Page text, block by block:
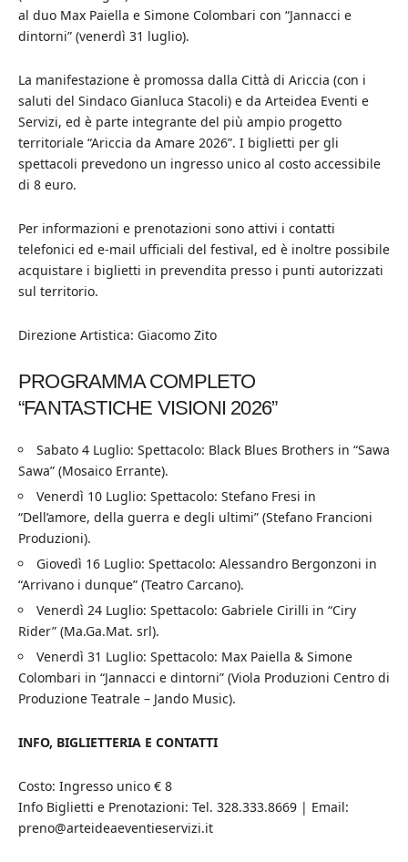
al duo Max Paiella e Simone Colombari con “Jannacci e
dintorni” (venerdì 31 luglio).
La manifestazione è promossa dalla Città di Ariccia (con i
saluti del Sindaco Gianluca Stacoli) e da Arteidea Eventi e
Servizi, ed è parte integrante del più ampio progetto
territoriale “Ariccia da Amare 2026”. I biglietti per gli
spettacoli prevedono un ingresso unico al costo accessibile
di 8 euro.
Per informazioni e prenotazioni sono attivi i contatti
telefonici ed e-mail ufficiali del festival, ed è inoltre possibile
acquistare i biglietti in prevendita presso i punti autorizzati
sul territorio.
Direzione Artistica: Giacomo Zito
PROGRAMMA COMPLETO
“FANTASTICHE VISIONI 2026”
Sabato 4 Luglio: Spettacolo: Black Blues Brothers in “Sawa
Sawa” (Mosaico Errante).
Venerdì 10 Luglio: Spettacolo: Stefano Fresi in
“Dell’amore, della guerra e degli ultimi” (Stefano Francioni
Produzioni).
Giovedì 16 Luglio: Spettacolo: Alessandro Bergonzoni in
“Arrivano i dunque” (Teatro Carcano).
Venerdì 24 Luglio: Spettacolo: Gabriele Cirilli in “Ciry
Rider” (Ma.Ga.Mat. srl).
Venerdì 31 Luglio: Spettacolo: Max Paiella & Simone
Colombari in “Jannacci e dintorni” (Viola Produzioni Centro di
Produzione Teatrale – Jando Music).
INFO, BIGLIETTERIA E CONTATTI
Costo: Ingresso unico € 8
Info Biglietti e Prenotazioni: Tel. 328.333.8669 | Email:
preno@arteideaeventieservizi.it